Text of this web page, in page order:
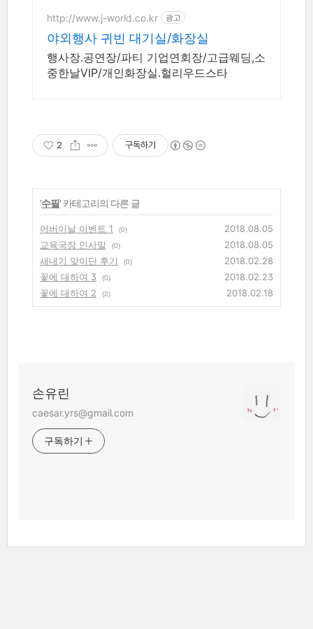
http://www.j-world.co.kr 광고
야외행사 귀빈 대기실/화장실
행사장.공연장/파티 기업연회장/고급웨딩,소
중한날VIP/개인화장실.헐리우드스타
2 구독하기
'수필' 카테고리의 다른 글
어버이날 이벤트 1 (0)
2018.08.05
교육국장 인사말
(0)
2018.08.05
새내기 맞이단 후기
(0)
2018.02.28
꽃에 대하여 3
(0)
2018.02.23
꽃에 대하여 2
(2) 2018.02.18
손유린
caesar.yrs@gmail.com
구독하기